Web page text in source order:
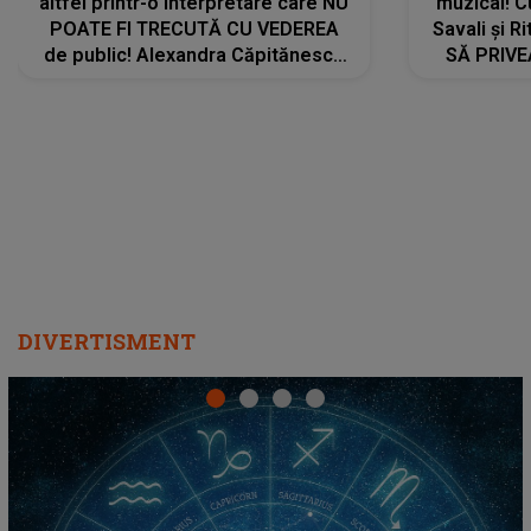
POATE FI TRECUTĂ CU VEDEREA
de public! Alexandra Căpitănescu
Savali și
SĂ
DIVERTISMENT